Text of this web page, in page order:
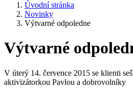
Úvodní stránka
Novinky
Výtvarné odpoledne
Výtvarné
V úterý 14. července 2015 se klienti
aktivizátorkou Pavlou a dobrovolníky